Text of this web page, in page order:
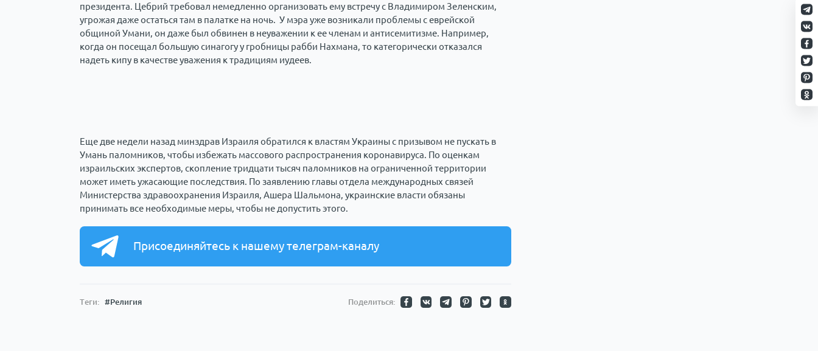
президента. Цебрий требовал немедленно организовать ему встречу с Владимиром Зеленским,
угрожая даже остаться там в палатке на ночь. У мэра уже возникали проблемы с еврейской
общиной Умани, он даже был обвинен в неуважении к ее членам и антисемитизме. Например,
когда он посещал большую синагогу у гробницы рабби Нахмана, то категорически отказался
надеть кипу в качестве уважения к традициям иудеев.
Еще две недели назад минздрав Израиля обратился к властям Украины с призывом не пускать в
Умань паломников, чтобы избежать массового распространения коронавируса. По оценкам
израильских экспертов, скопление тридцати тысяч паломников на ограниченной территории
может иметь ужасающие последствия. По заявлению главы отдела международных связей
Министерства здравоохранения Израиля, Ашера Шальмона, украинские власти обязаны
принимать все необходимые меры, чтобы не допустить этого.
Присоединяйтесь к нашему телеграм-каналу
Теги: #Религия Поделиться: